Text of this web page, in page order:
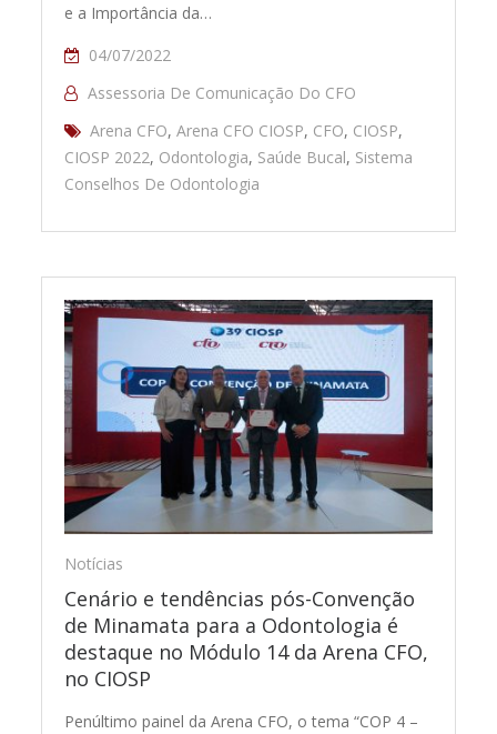
e a Importância da…
04/07/2022
Assessoria De Comunicação Do CFO
Arena CFO,Arena CFO CIOSP, CFO, CIOSP,
CIOSP 2022, Odontologia, Saúde Bucal, Sistema
Conselhos De Odontologia
Notícias
Cenário e tendências pós-Convenção
de Minamata para a Odontologia é
destaque no Módulo 14 da Arena CFO,
no CIOSP
Penúltimo painel da Arena CFO, o tema “COP 4 –